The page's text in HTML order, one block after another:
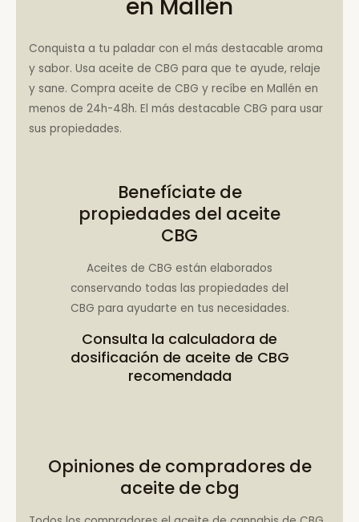
en Mallén
Conquista a tu paladar con el más destacable aroma
y sabor. Usa aceite de CBG para que te ayude, relaje
y sane. Compra aceite de CBG y recíbe en Mallén en
menos de 24h-48h. El más destacable CBG para usar
sus propiedades.
Benefíciate de
propiedades del aceite
CBG
Aceites de CBG están elaborados
conservando todas las propiedades del
CBG para ayudarte en tus necesidades.
Consulta la calculadora de
dosificación de aceite de CBG
recomendada
Opiniones de compradores de
aceite de cbg